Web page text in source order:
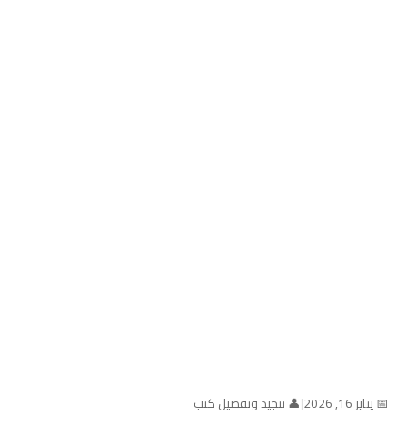
📅 يناير 16, 2026 |👤 تنجيد وتفصيل كنب